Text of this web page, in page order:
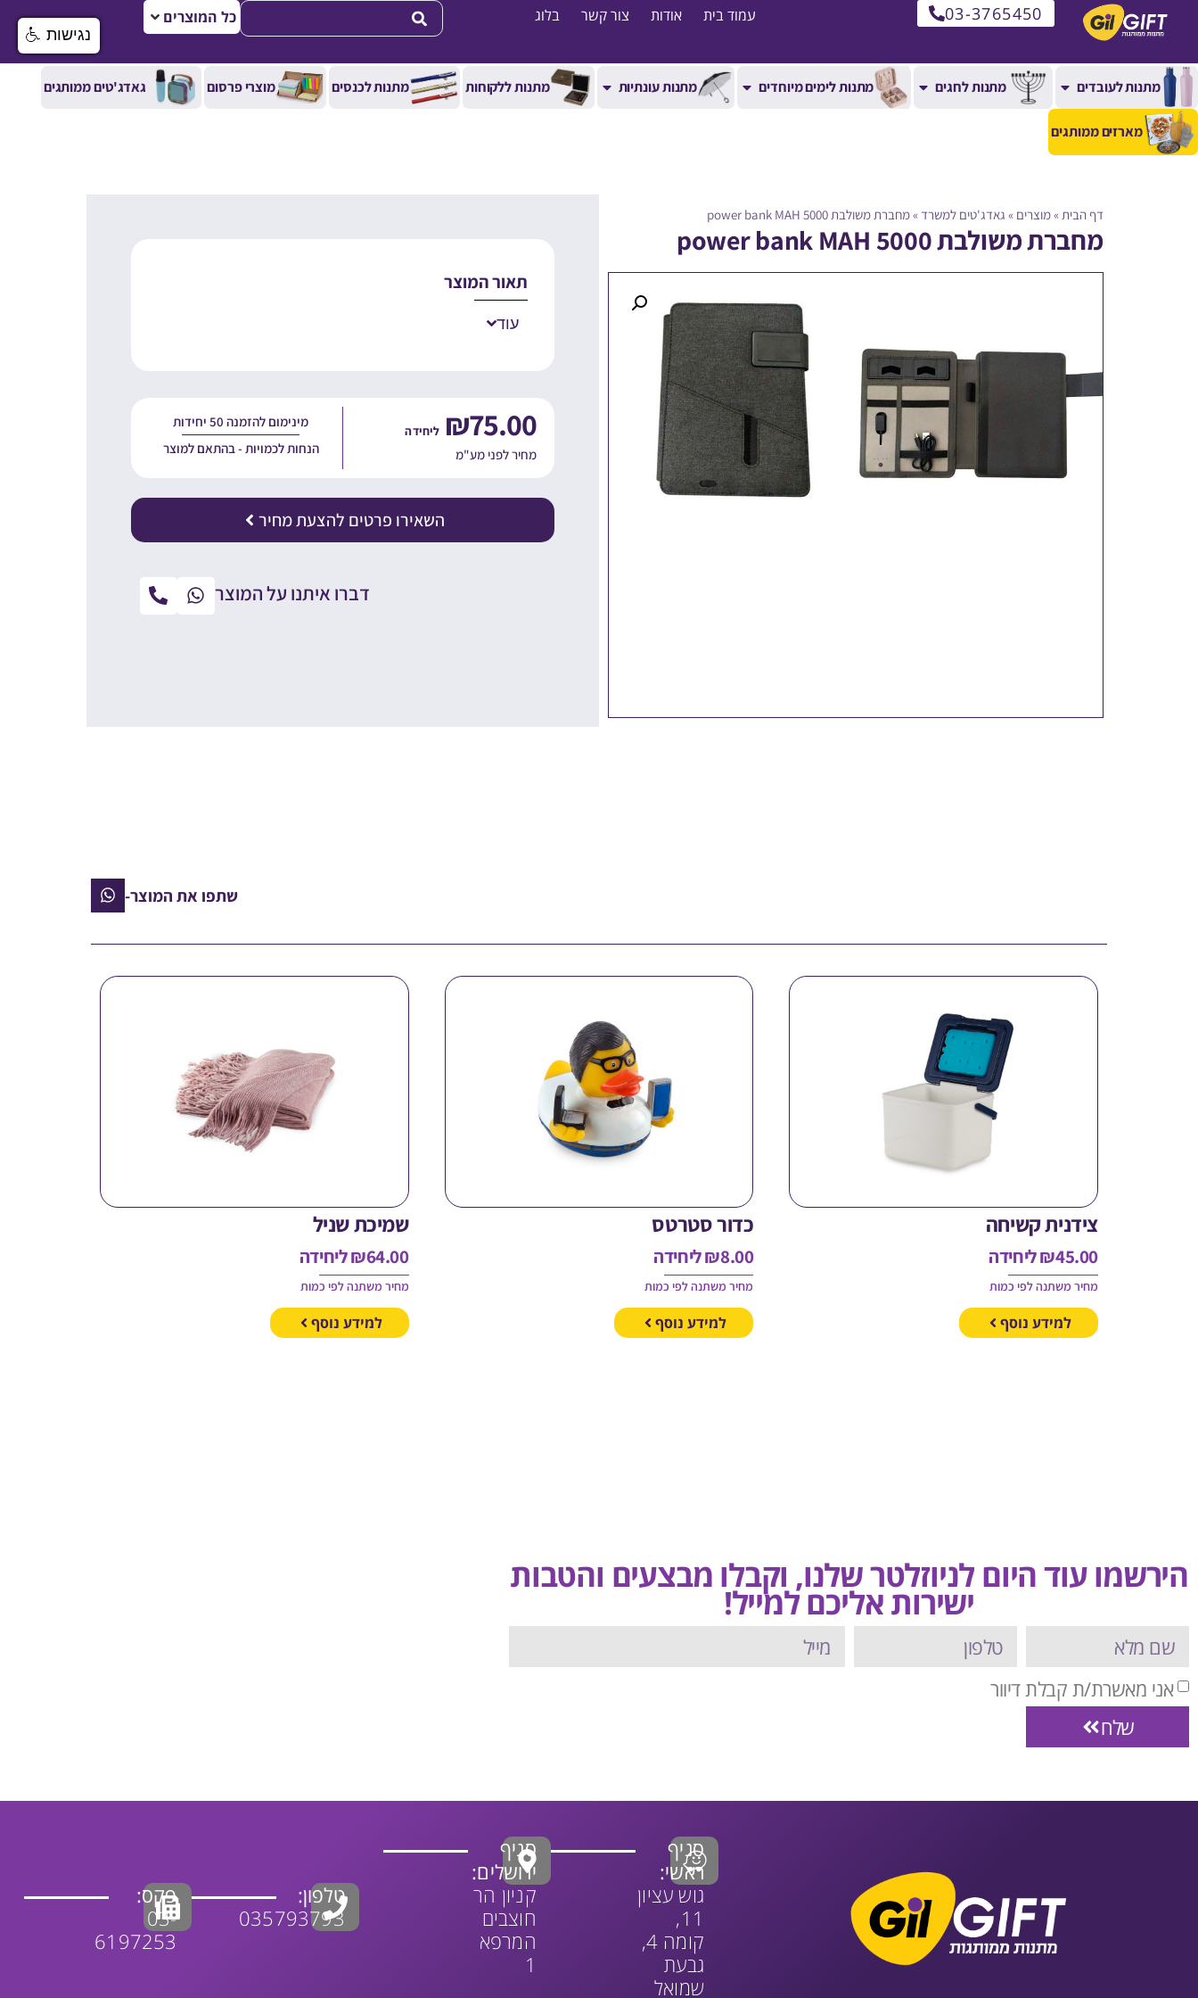
03-3765450 עמוד בית אודות צור קשר בלוג כל המוצרים
מתנות לעובדים מתנות לחגים מתנות לימים מיוחדים מתנות עונתיות מתנות ללקוחות מתנות לכנסים מוצרי פרסום גאדג'טים ממותגים
מארזים ממותגים
דף הבית »מוצרים » גאדג'טים למשרד »מחברת משולבת power bank MAH 5000
מחברת משולבת power bank MAH 5000
תאור המוצר
עוד
₪75.00
מחיר לפני מע"מ
מינימום להזמנה 50 יחידות
הנחות לכמויות - בהתאם למוצר
השאירו פרטים להצעת מחיר
דברו איתנו על המוצר
שתפו את המוצר-
צידנית קשיחה
₪45.00 ליחידה
מחיר משתנה לפי כמות
למידע נוסף
כדור סטרטס
₪8.00 ליחידה
מחיר משתנה לפי כמות
למידע נוסף
שמיכת שניל
₪64.00 ליחידה
מחיר משתנה לפי כמות
למידע נוסף
הירשמו עוד היום לניוזלטר שלנו, וקבלו מבצעים והטבות
ישירות אליכם למייל!
אני מאשרת/ת קבלת דיוור
שלח
סניף
ראשי:
גוש עציון
11,
קומה 4,
גבעת
שמואל
סניף
ירושלים:
קניון הר
חוצבים
המרפא
1
טלפון:
035793793
פקס:
03-
6197253
נגישות